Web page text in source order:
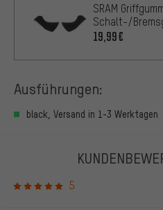
SRAM
Schalt-/
19,99€
Ausführungen:
black, Versand in 1-3 Werktagen
5